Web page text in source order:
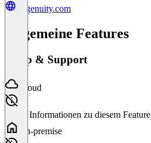
gogenuity.com
Allgemeine Features
Setup & Support
Cloud
Keine Informationen zu diesem Feature
On-premise